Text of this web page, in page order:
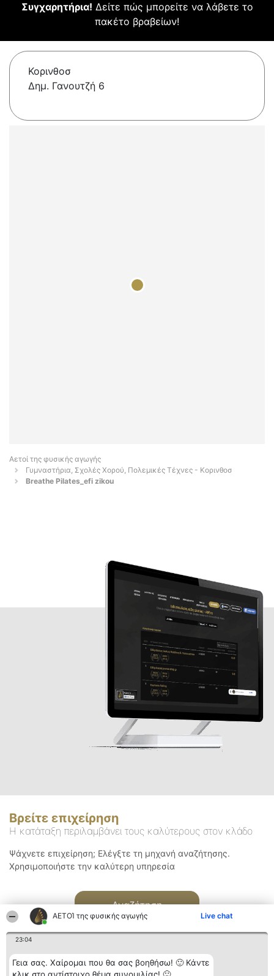
ΑΕΤΟΊ της φυσικής αγωγής Live chat
23:04
Γεια σας. Χαίρομαι που θα σας βοηθήσω! 🙂 Κάντε
Συγχαρητήρια! Δείτε πώς μπορείτε να λάβετε το
πακέτο βραβείων!
Κορινθοσ
Δημ. Γανουτζή 6
Αετοί της φυσικής αγωγής
Γυμναστήρια, Σχολές Χορού, Πολεμικές Τέχνες - Κορινθοσ
Breathe Pilates_efi zikou
Βρείτε επιχείρηση
Η κατάταξη περιλαμβάνει τους καλύτερους στον κλάδο
Ψάχνετε επιχείρηση; Ελέγξτε τη μηχανή αναζήτησης.
Χρησιμοποιήστε την καλύτερη υπηρεσία
Αναζήτηση